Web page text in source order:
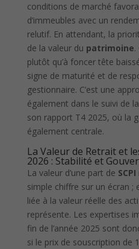
conditions de marché
d’immeubles avec un
relutif. En attendant, la
de la valeur du patrimoine.
plutôt qu’à foncer tête
signe de maturité et de
gestionnaire. C’est une
également dans le suivi de la
son rapport T4 2025, où la
également centrale.
La Valeur de Retrait et
2026 : Stabilité et
La valeur d’une part de SCPI
simple chiffre sur un écran ;
liée à la valeur réelle des
représente. Les expertises
fin de l’année 2025 sont
si le prix de souscription de